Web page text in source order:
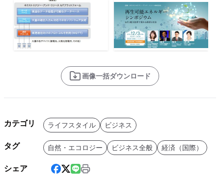
画像一括ダウンロード
カテゴリ ライフスタイル ビジネス
タグ 自然・エコロジー ビジネス全般 経済（国際）
シェア